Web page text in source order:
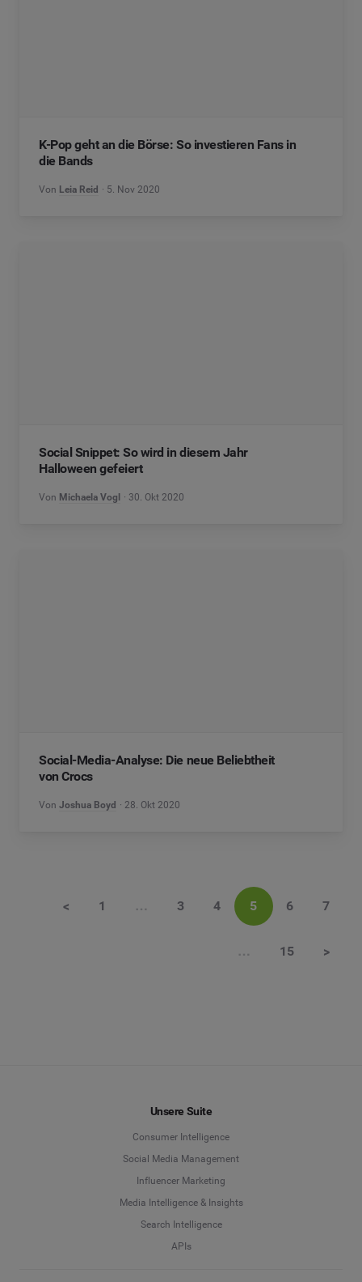
K-Pop geht an die Börse: So investieren Fans in
die Bands
Von Leia Reid 5. Nov 2020
Social Snippet: So wird in diesem Jahr
Halloween gefeiert
Von Michaela Vogl 30. Okt 2020
Social-Media-Analyse: Die neue Beliebtheit
von Crocs
Von Joshua Boyd 28. Okt 2020
< 1 … 3 4 5 6 7
… 15 >
Unsere Suite
Consumer Intelligence
Social Media Management
Influencer Marketing
Media Intelligence & Insights
Search Intelligence
APIs